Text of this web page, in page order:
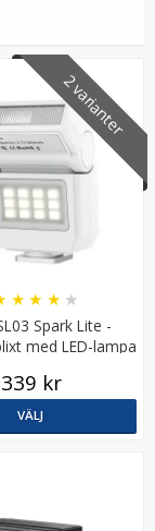
2 varianter
Spark Lite -
med LED-lampa
★ ★ ★ ★
339 kr
VÄLJ